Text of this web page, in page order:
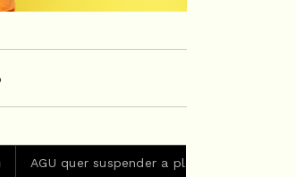
quer suspender a plataforma Discord no